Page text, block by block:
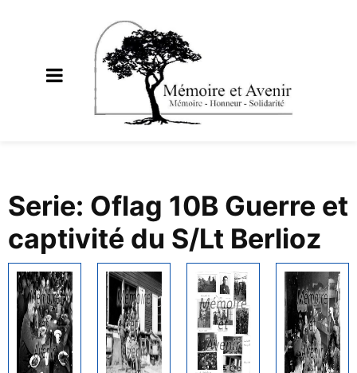
Serie: Oflag 10B Guerre et
captivité du S/Lt Berlioz